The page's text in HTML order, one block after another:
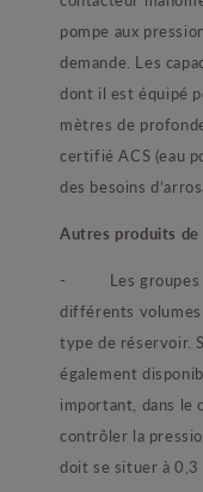
pompe aux
demande. Les
dont il est équipé
mètres de
certifié ACS (eau
des besoins
Autres produits de
- Les groupes
différents
type de réservoir.
également
important, dans le
contrôler la
doit se situer à 0,3